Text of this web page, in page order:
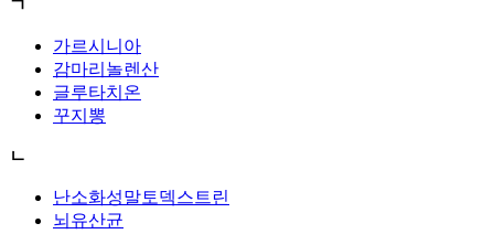
ㄱ
가르시니아
감마리놀렌산
글루타치온
꾸지뽕
ㄴ
난소화성말토덱스트린
뇌유산균